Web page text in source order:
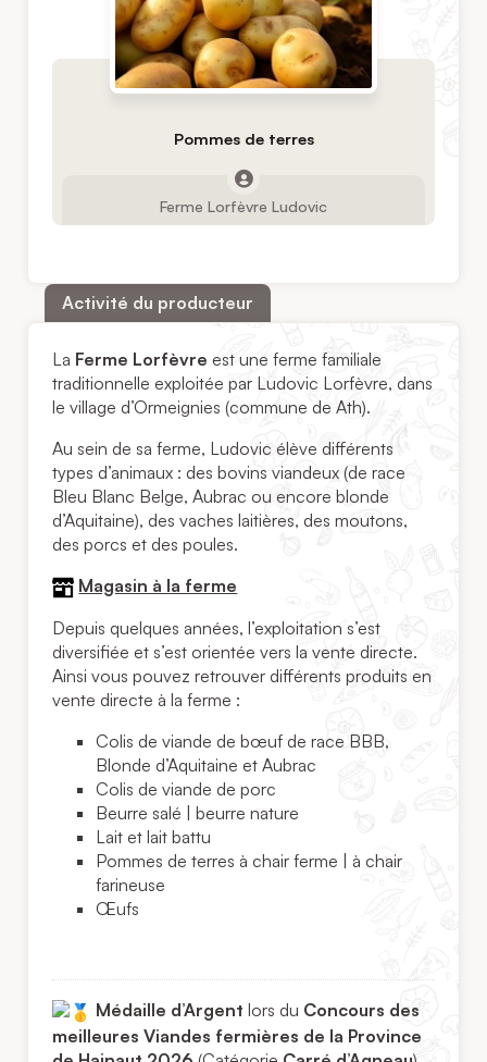
Pommes de terres
Ferme Lorfèvre Ludovic
Activité du producteur
La Ferme Lorfèvre est une ferme familiale
traditionnelle exploitée par Ludovic Lorfèvre, dans
le village d’Ormeignies (commune de Ath).
Au sein de sa ferme, Ludovic élève différents
types d’animaux : des bovins viandeux (de race
Bleu Blanc Belge, Aubrac ou encore blonde
d’Aquitaine), des vaches laitières, des moutons,
des porcs et des poules.
Magasin à la ferme
Depuis quelques années, l’exploitation s’est
diversifiée et s’est orientée vers la vente directe.
Ainsi vous pouvez retrouver différents produits en
vente directe à la ferme :
Colis de viande de bœuf de race BBB,
Blonde d’Aquitaine et Aubrac
Colis de viande de porc
Beurre salé | beurre nature
Lait et lait battu
Pommes de terres à chair ferme | à chair
farineuse
Œufs
Médaille d’Argent lors du Concours des
meilleures Viandes fermières de la Province